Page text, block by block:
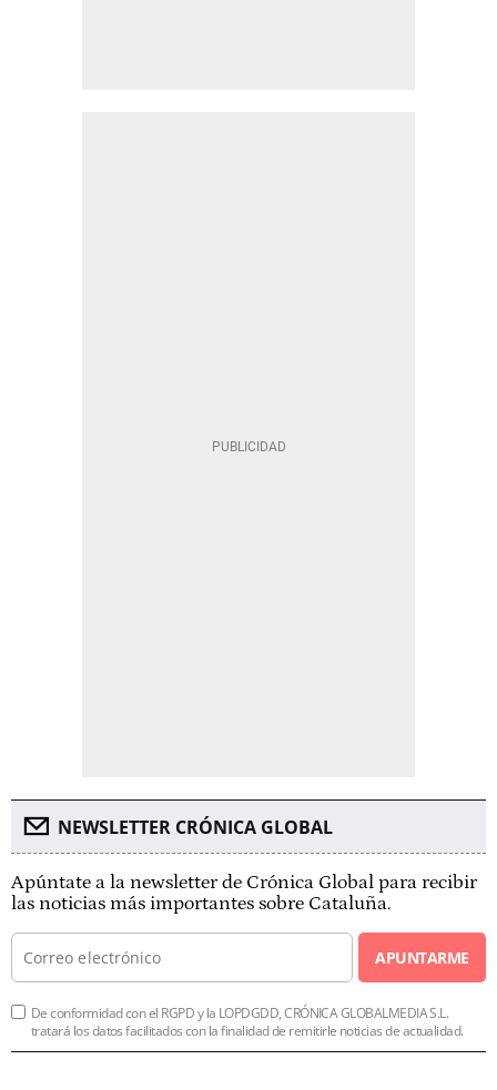
NEWSLETTER CRÓNICA GLOBAL
Apúntate a la newsletter de Crónica Global para recibir
las noticias más importantes sobre Cataluña.
APUNTARME
De conformidad con el RGPD y la LOPDGDD, CRÓNICA GLOBALMEDIA S.L.
tratará los datos facilitados con la finalidad de remitirle noticias de actualidad.